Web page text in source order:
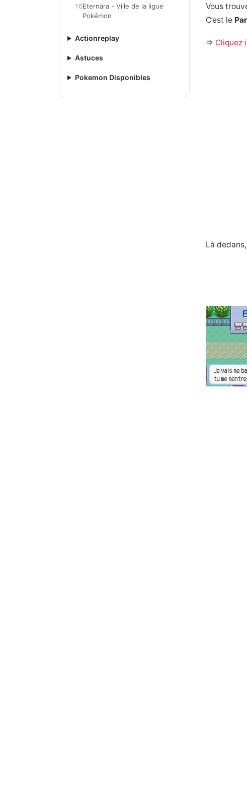
16Eternara - Ville de la ligue
Pokémon
Actionreplay
Astuces
Pokemon Disponibles
Vous
C’est le
=> Cliquez
Là